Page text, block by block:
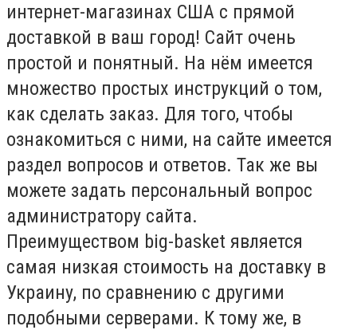
интернет-магазинах США с прямой
доставкой в ваш город! Сайт очень
простой и понятный. На нём имеется
множество простых инструкций о том,
как сделать заказ. Для того, чтобы
ознакомиться с ними, на сайте имеется
раздел вопросов и ответов. Так же вы
можете задать персональный вопрос
администратору сайта.
Преимуществом big-basket является
самая низкая стоимость на доставку в
Украину, по сравнению с другими
подобными серверами. К тому же, в